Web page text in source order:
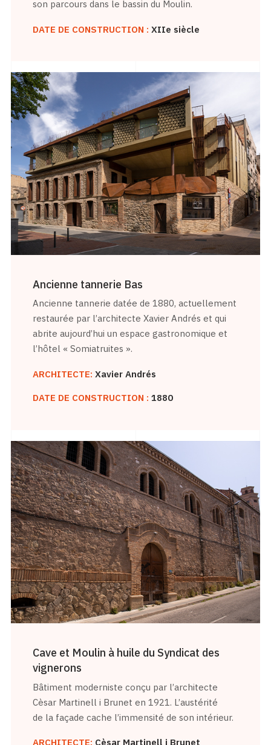
son parcours dans le bassin du Moulin.
DATE DE CONSTRUCTION : XIIe siècle
Ancienne tannerie Bas
Ancienne tannerie datée de 1880, actuellement
restaurée par l’architecte Xavier Andrés et qui
abrite aujourd’hui un espace gastronomique et
l’hôtel « Somiatruites ».
ARCHITECTE: Xavier Andrés
DATE DE CONSTRUCTION : 1880
Cave et Moulin à huile du Syndicat des
vignerons
Bâtiment moderniste conçu par l’architecte
Cèsar Martinell i Brunet en 1921. L’austérité
de la façade cache l’immensité de son intérieur.